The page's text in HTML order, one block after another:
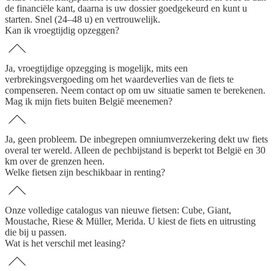
de financiële kant, daarna is uw dossier goedgekeurd en kunt u
starten. Snel (24–48 u) en vertrouwelijk.
Kan ik vroegtijdig opzeggen?
Ja, vroegtijdige opzegging is mogelijk, mits een
verbrekingsvergoeding om het waardeverlies van de fiets te
compenseren. Neem contact op om uw situatie samen te berekenen.
Mag ik mijn fiets buiten België meenemen?
Ja, geen probleem. De inbegrepen omniumverzekering dekt uw fiets
overal ter wereld. Alleen de pechbijstand is beperkt tot België en 30
km over de grenzen heen.
Welke fietsen zijn beschikbaar in renting?
Onze volledige catalogus van nieuwe fietsen: Cube, Giant,
Moustache, Riese & Müller, Merida. U kiest de fiets en uitrusting
die bij u passen.
Wat is het verschil met leasing?